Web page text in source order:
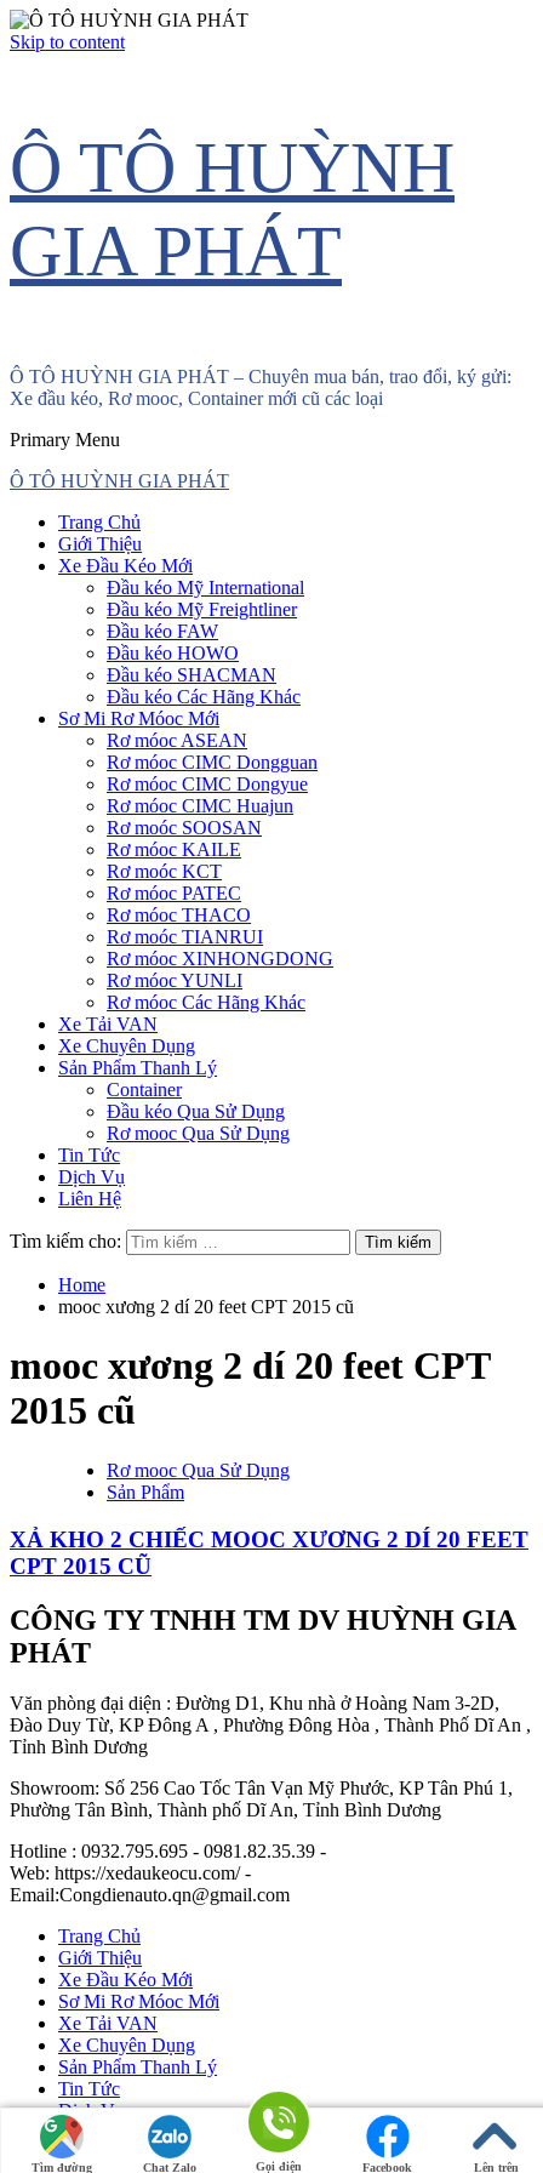
Skip to content
Ô TÔ HUỲNH
GIA PHÁT
Ô TÔ HUỲNH GIA PHÁT – Chuyên mua bán, trao đổi, ký gửi:
Xe đầu kéo, Rơ mooc, Container mới cũ các loại
Primary Menu
Ô TÔ HUỲNH GIA PHÁT
Trang Chủ
Giới Thiệu
Xe Đầu Kéo Mới
Đầu kéo Mỹ International
Đầu kéo Mỹ Freightliner
Đầu kéo FAW
Đầu kéo HOWO
Đầu kéo SHACMAN
Đầu kéo Các Hãng Khác
Sơ Mi Rơ Móoc Mới
Rơ móoc ASEAN
Rơ móoc CIMC Dongguan
Rơ móoc CIMC Dongyue
Rơ móoc CIMC Huajun
Rơ moóc SOOSAN
Rơ móoc KAILE
Rơ moóc KCT
Rơ móoc PATEC
Rơ móoc THACO
Rơ moóc TIANRUI
Rơ móoc XINHONGDONG
Rơ móoc YUNLI
Rơ móoc Các Hãng Khác
Xe Tải VAN
Xe Chuyên Dụng
Sản Phẩm Thanh Lý
Container
Đầu kéo Qua Sử Dụng
Rơ mooc Qua Sử Dụng
Tin Tức
Dịch Vụ
Liên Hệ
Tìm kiếm cho:
Home
mooc xương 2 dí 20 feet CPT 2015 cũ
mooc xương 2 dí 20 feet CPT
2015 cũ
Rơ mooc Qua Sử Dụng
Sản Phẩm
XẢ KHO 2 CHIẾC MOOC XƯƠNG 2 DÍ 20 FEET
CPT 2015 CŨ
CÔNG TY TNHH TM DV HUỲNH GIA
PHÁT
Văn phòng đại diện : Đường D1, Khu nhà ở Hoàng Nam 3-2D,
Đào Duy Từ, KP Đông A , Phường Đông Hòa , Thành Phố Dĩ An ,
Tỉnh Bình Dương
Showroom: Số 256 Cao Tốc Tân Vạn Mỹ Phước, KP Tân Phú 1,
Phường Tân Bình, Thành phố Dĩ An, Tỉnh Bình Dương
Hotline : 0932.795.695 - 0981.82.35.39 -
Web: https://xedaukeocu.com/ -
Email:Congdienauto.qn@gmail.com
Tìm đường Chat Zalo Gọi điện Facebook Lên trên
Trang Chủ
Giới Thiệu
Xe Đầu Kéo Mới
Sơ Mi Rơ Móoc Mới
Xe Tải VAN
Xe Chuyên Dụng
Sản Phẩm Thanh Lý
Tin Tức
Dịch Vụ
Liên Hệ